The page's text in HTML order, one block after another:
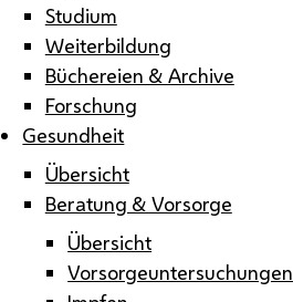
Studium
Weiterbildung
Büchereien & Archive
Forschung
Gesundheit
Übersicht
Beratung & Vorsorge
Übersicht
Vorsorgeuntersuchungen